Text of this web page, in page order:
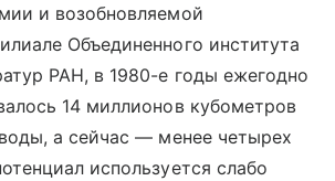
и возобновляемой
Объединенного института
РАН, в 1980-е годы ежегодно
14 миллионов кубометров
а сейчас — менее четырех
используется слабо